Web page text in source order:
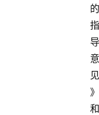
的
指
导
意
见
》
和